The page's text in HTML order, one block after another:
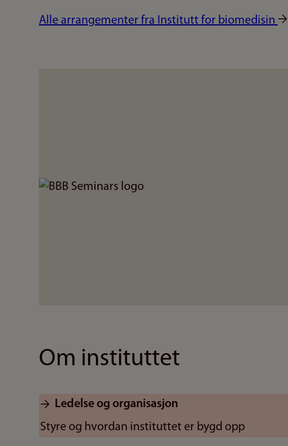
Alle arrangementer fra Institutt for biomedisin
Bilde
Om instituttet
Ledelse og organisasjon
Styre og hvordan instituttet er bygd opp